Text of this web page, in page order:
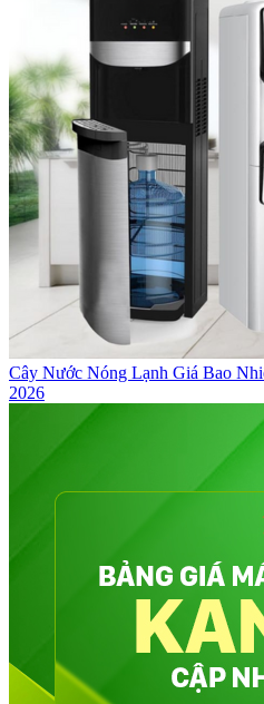
Cây Nước Nóng Lạnh Giá Bao
2026